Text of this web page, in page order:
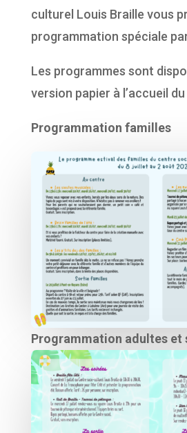
culturel Louis Braille vous
programmation spéciale
Les programmes sont
version papier à l’accueil
Programmation familles
Programmation adultes et